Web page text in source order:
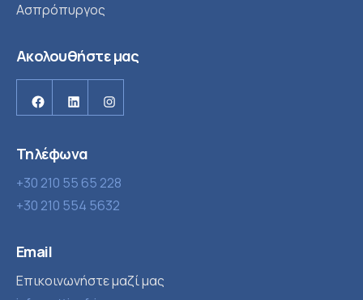
Ασπρόπυργος
Ακολουθήστε μας
FacebookLinkedinInstagram
Τηλέφωνα
+30 210 55 65 228
+30 210 554 5632
Email
Επικοινωνήστε μαζί μας